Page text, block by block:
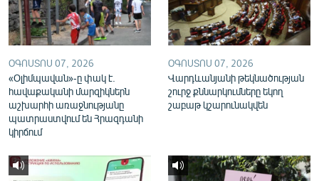
ՀԵՏԵՎԵՔ ՄԵԶ
«Ազատության» բոլոր կայքերը
ՕԳՈՍՏՈՍ 07, 2026
«Օլիմպավան»-ը փակ է.
հավաքականի մարզիկներն
աշխարհի առաջնությանը
պատրաստվում են Հրազդանի
կիրճում
ՕԳՈՍՏՈՍ 07, 2026
Վարդևանյանի թեկնածության
շուրջ քննարկումները եկող
շաբաթ կշարունակվեն